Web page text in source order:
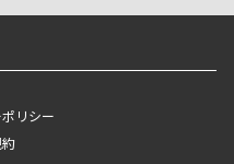
リシー